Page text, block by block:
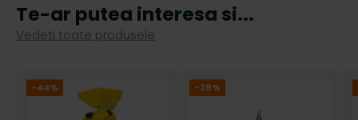
Te-ar putea interesa si...
Vedeti toate produsele
-44% -28%